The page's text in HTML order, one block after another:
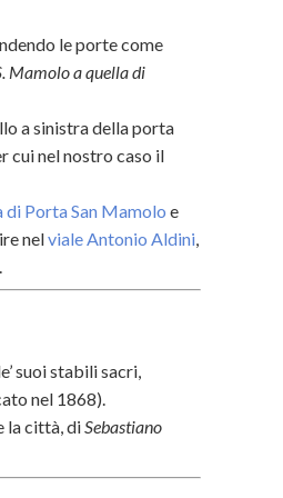
le porte come
Mamolo a quella di
a sinistra della porta
cui nel nostro caso il
di Porta San Mamolo e
nelviale Antonio Aldini,
.
suoi stabili sacri,
nel 1868).
la città, diSebastiano